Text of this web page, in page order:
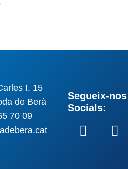
I, 15
de Berà
70 09
Segueix-
Socials: